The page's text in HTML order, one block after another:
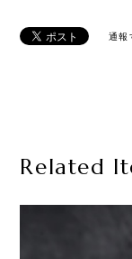
通報
Related